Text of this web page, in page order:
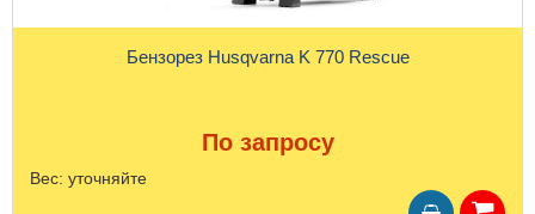
Бензорез Husqvarna K 770 Rescue
По запросу
Вес: уточняйте